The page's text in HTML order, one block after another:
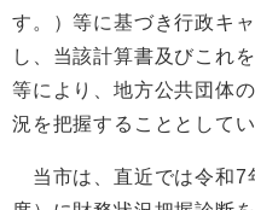
す。）等に基づき行政キ
し、当該計算書及びこれ
等により、地方公共団体
況を把握することとしてい
当市は、直近では令和7